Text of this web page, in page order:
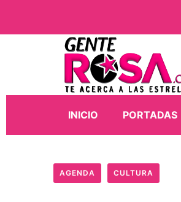
INICIO PORTADAS
AGENDA CULTURA